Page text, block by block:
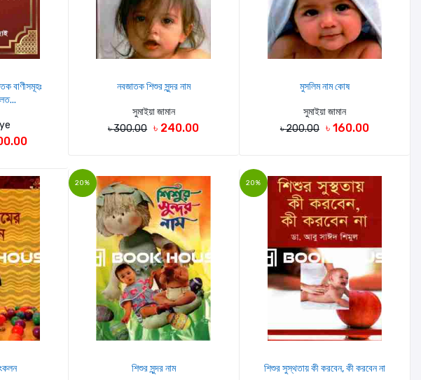
বাণীসমূহঃ
নবজাতক শিশুর সুন্দর নাম
সুমাইয়া জামান
৳ 300.00 ৳ 240.00
মুসলিম নাম কোষ
সুমাইয়া জামান
৳ 200.00 ৳ 160.00
20%
শিশুর সুন্দর নাম
20%
শিশুর সুস্থতায় কী করবেন, কী করবেন না